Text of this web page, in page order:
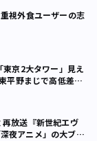
――外食ユーザーの志
京2大タワー」見え
平野まじで高低差な
放送『新世紀エヴ
夜アニメ」の大ブレ